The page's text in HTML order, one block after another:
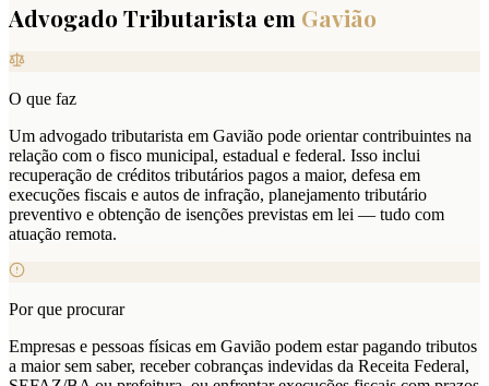
Advogado Tributarista em Gavião
O que faz
Um advogado tributarista em Gavião pode orientar contribuintes na
relação com o fisco municipal, estadual e federal. Isso inclui
recuperação de créditos tributários pagos a maior, defesa em
execuções fiscais e autos de infração, planejamento tributário
preventivo e obtenção de isenções previstas em lei — tudo com
atuação remota.
Por que procurar
Empresas e pessoas físicas em Gavião podem estar pagando tributos
a maior sem saber, receber cobranças indevidas da Receita Federal,